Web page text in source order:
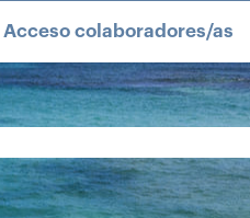
Acceso colaboradores/as